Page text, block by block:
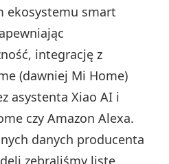
ekosystemu smart
integrację z
(dawniej Mi Home)
asystenta Xiao AI i
czy Amazon Alexa.
danych producenta